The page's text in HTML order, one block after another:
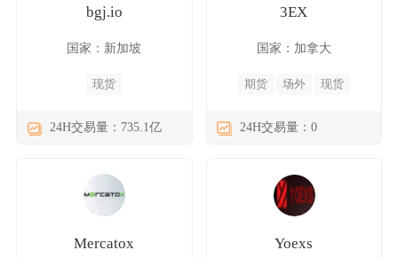
bgj.io
国家：新加坡
现货
24H交易量：735.1亿
3EX
国家：加拿大
期货 场外 现货
24H交易量：0
Mercatox Yoexs